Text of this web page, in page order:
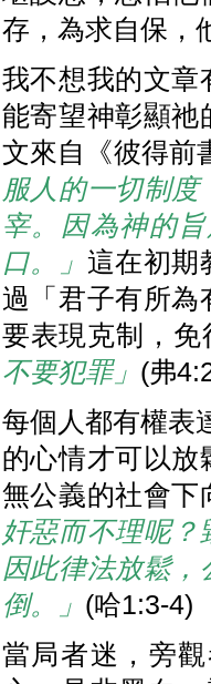
存，為求自保，
我不想我的文章
能寄望神彰顯祂
文來自《彼得前
服人的一切制
宰。因為神的
口。」 這在初期
過「君子有所為
要表現克制，
不要犯罪」 (弗
每個人都有權表
的心情才可以放
無公義的社會下
奸惡而不理呢
因此律法放鬆
倒。」 (哈1:3-4)
當局者迷，旁